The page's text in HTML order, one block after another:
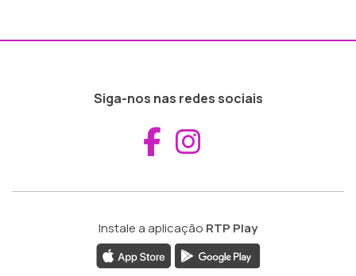
Siga-nos nas redes sociais
Aceder ao
Instale a aplicação RTP Play